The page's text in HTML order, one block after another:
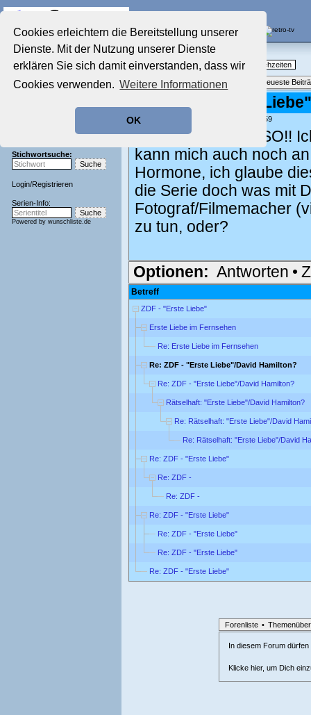
Cookies erleichtern die Bereitstellung unserer
Dienste. Mit der Nutzung unserer Dienste
erklären Sie sich damit einverstanden, dass wir
Cookies verwenden. Weitere Informationen
OK
Startseite
Aktuelles Forum
Film-Forum
Zeichentrick-Forum
Stichwortsuche:
Login/Registrieren
Serien-Info:
Powered by wunschliste.de
Nostalgieecke
TV-Erinnerungen an gute, alte Fernsehzeiten
Themenübersicht • Neues Thema Neueste
Re: ZDF - "Erste
geschrieben von: , 14.12.01 15:59
Mir gings GENAUSO!!
kann mich auch noch
Hormone, ich glaube
die Serie doch was mit
Fotograf/Filmemacher
zu tun, oder?
Optionen: Antworten •
Betreff
ZDF - "Erste Liebe"
Erste Liebe im Fernsehen
Re: Erste Liebe im Fernsehen
Re: ZDF - "Erste Liebe"/David Hamilton?
Re: ZDF - "Erste Liebe"/David Hamilton?
Rätselhaft: "Erste Liebe"/David Hamilton?
Re: Rätselhaft: "Erste Liebe"/David
Re: Rätselhaft: "Erste Liebe"/David
Re: ZDF - "Erste Liebe"
Re: ZDF -
Re: ZDF -
Re: ZDF - "Erste Liebe"
Re: ZDF - "Erste Liebe"
Re: ZDF - "Erste Liebe"
Re: ZDF - "Erste Liebe"
Forenliste •
In diesem Forum
Klicke hier, um Dich